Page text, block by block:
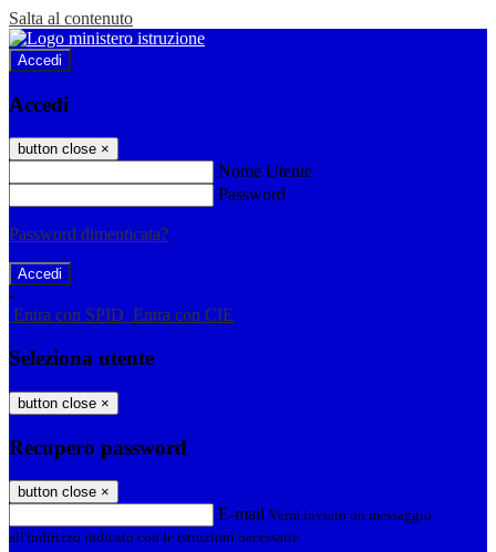
Salta al contenuto
Accedi
Accedi
button close ×
Nome Utente
Password
Password dimenticata?
-
Entra con SPID Entra con CIE
Seleziona utente
button close ×
Recupero password
button close ×
E-mail Verrà inviato un messaggio
all'indirizzo indicato con le istruzioni necessarie.